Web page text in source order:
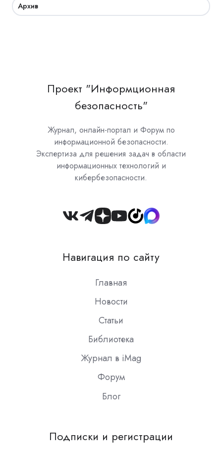
Архив
Проект "Информционная
безопасность"
Журнал, онлайн-портал и Форум по
информационной безопасности.
Экспертиза для решения задач в области
информационных технологий и
кибербезопасности.
Join
Slack
Навигация по сайту
Главная
Новости
Статьи
Библиотека
Журнал в iMag
Форум
Блог
Подписки и регистрации